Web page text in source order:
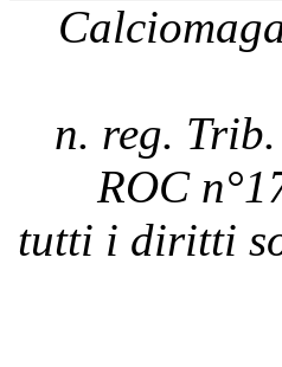
n. reg.
ROC
tutti i diritti